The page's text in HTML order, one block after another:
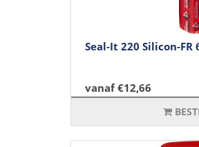
Seal-It 220 Silicon-FR
vanaf €12,66